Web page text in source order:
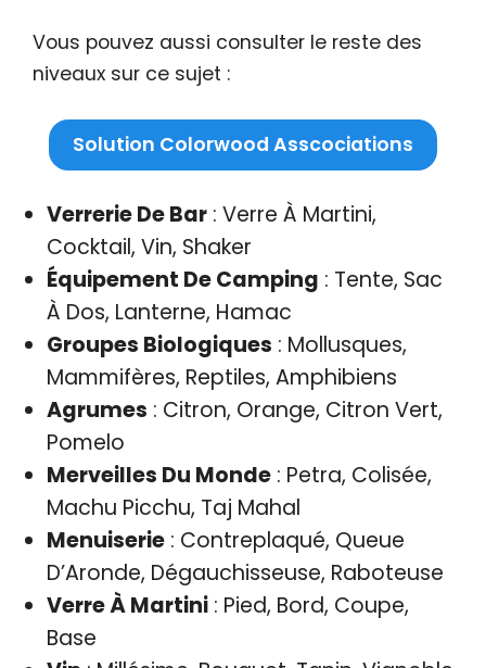
Vous pouvez aussi consulter le reste des
niveaux sur ce sujet :
Solution Colorwood Asscociations
Verrerie De Bar: Verre À Martini,
Cocktail, Vin, Shaker
Équipement De Camping : Tente, Sac
À Dos, Lanterne, Hamac
Groupes Biologiques : Mollusques,
Mammifères, Reptiles, Amphibiens
Agrumes : Citron, Orange, Citron Vert,
Pomelo
Merveilles Du Monde: Petra, Colisée,
Machu Picchu, Taj Mahal
Menuiserie: Contreplaqué, Queue
D’Aronde, Dégauchisseuse, Raboteuse
Verre À Martini: Pied, Bord, Coupe,
Base